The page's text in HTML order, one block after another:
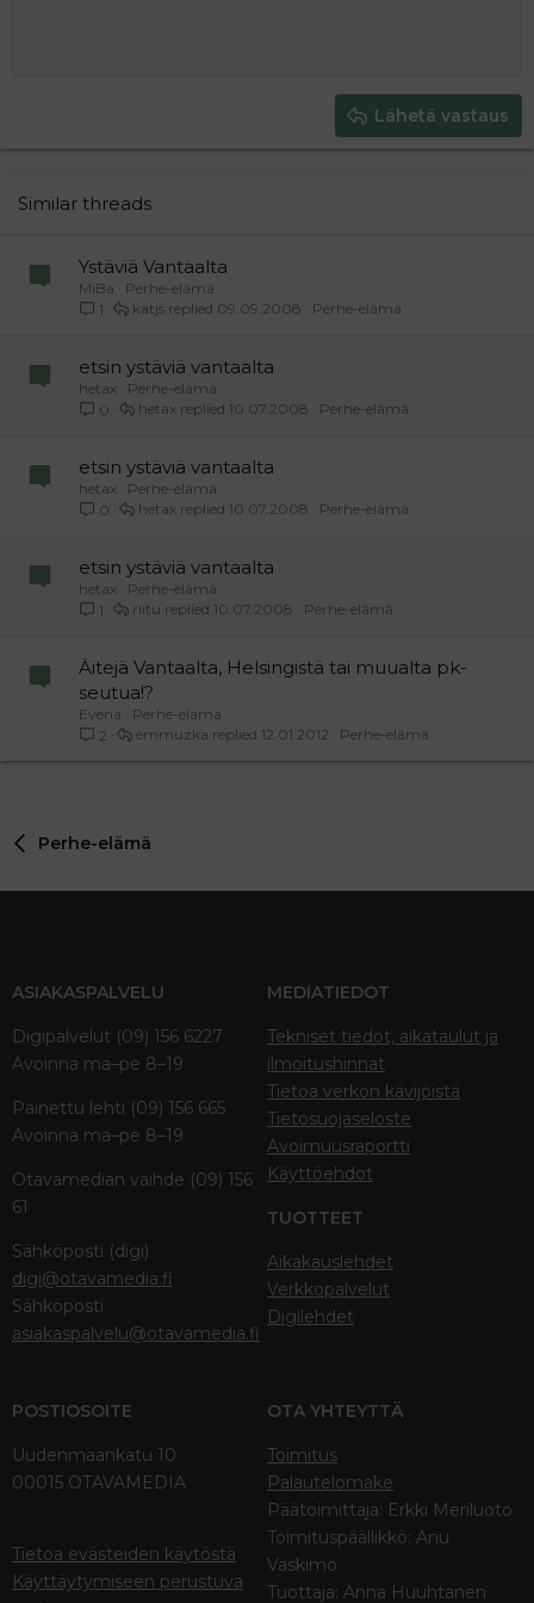
26
Lähetä vastaus
Similar threads
Ystäviä Vantaalta
MiBa
Perhe-elämä
1
Perhe-elämä
09.09.2008
katjs
etsin ystäviä vantaalta
hetax
Perhe-elämä
0
Perhe-elämä
10.07.2008
hetax
etsin ystäviä vantaalta
hetax
Perhe-elämä
0
Perhe-elämä
10.07.2008
hetax
etsin ystäviä vantaalta
hetax
Perhe-elämä
1
Perhe-elämä
10.07.2008
riitu
Äitejä Vantaalta, Helsingistä tai muualta pk-
seutua!?
Evena
Perhe-elämä
2
Perhe-elämä
12.01.2012
emmuzka
Perhe-elämä
ASIAKASPALVELU
Digipalvelut (09) 156 6227
Avoinna ma–pe 8–19
Painettu lehti (09) 156 665
Avoinna ma–pe 8–19
Otavamedian vaihde (09) 156
61
Sähköposti (digi)
digi@otavamedia.fi
Sähköposti
asiakaspalvelu@otavamedia.fi
MEDIATIEDOT
Tekniset tiedot, aikataulut ja
ilmoitushinnat
Tietoa verkon kävijöistä
Tietosuojaseloste
Avoimuusraportti
Käyttöehdot
TUOTTEET
Aikakauslehdet
Verkkopalvelut
Digilehdet
POSTIOSOITE
Uudenmaankatu 10
00015 OTAVAMEDIA
Tietoa evästeiden käytöstä
Käyttäytymiseen perustuva
OTA YHTEYTTÄ
Toimitus
Palautelomake
Päätoimittaja: Erkki Meriluoto
Toimituspäällikkö: Anu
Vaskimo
Tuottaja: Anna Huuhtanen